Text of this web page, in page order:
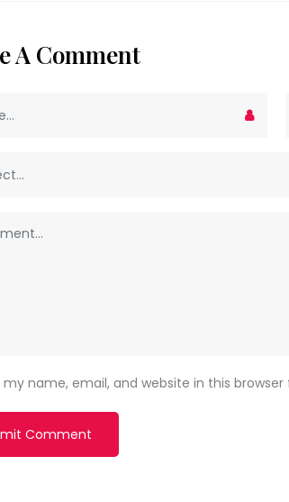
A Comment
my name, email, and website in this